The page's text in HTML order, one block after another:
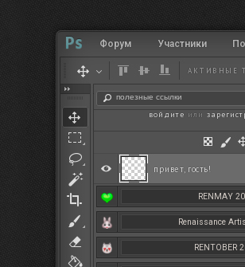
RENMAY
Renaissance
RENTOBER
полезные ссылки
Форум Участники
АКТИВНЫЕ
привет, гость!
войдите или